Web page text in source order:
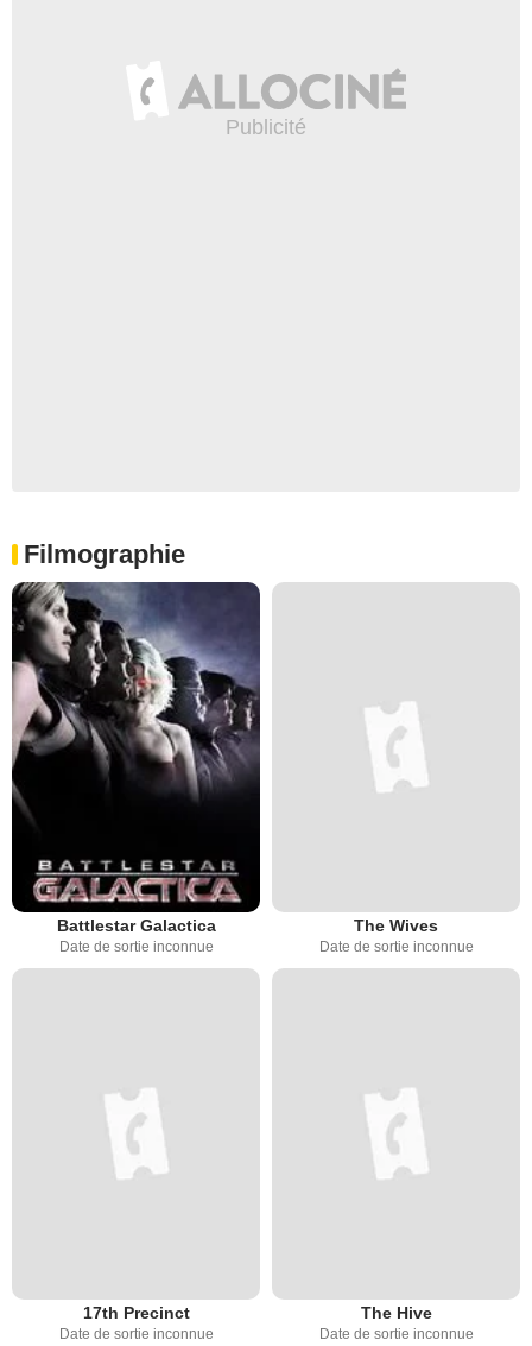
Filmographie
Battlestar Galactica
Date de sortie inconnue
The Wives
Date de sortie inconnue
17th Precinct
Date de sortie inconnue
The Hive
Date de sortie inconnue